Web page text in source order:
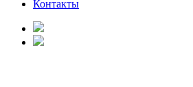
Контакты